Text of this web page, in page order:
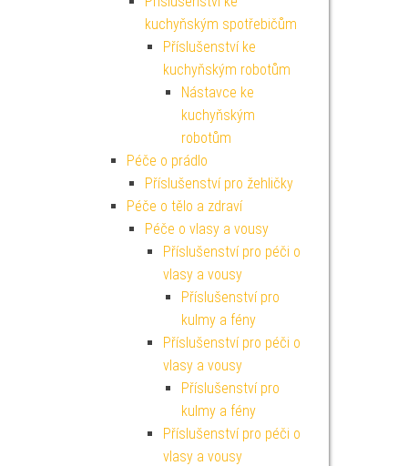
kuchyňským spotřebičům
Příslušenství ke
kuchyňským robotům
Nástavce ke
kuchyňským
robotům
Péče o prádlo
Příslušenství pro žehličky
Péče o tělo a zdraví
Péče o vlasy a vousy
Příslušenství pro péči o
vlasy a vousy
Příslušenství pro
kulmy a fény
Příslušenství pro péči o
vlasy a vousy
Příslušenství pro
kulmy a fény
Příslušenství pro péči o
vlasy a vousy